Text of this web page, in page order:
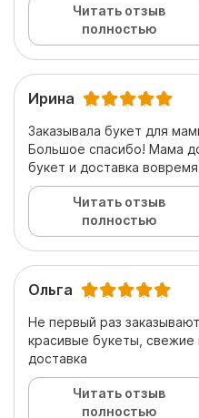
Читать отзыв
полностью
Ирина
Заказывала букет для
Большое спасибо! Мама
букет и доставка
Читать отзыв
полностью
Ольга
Не первый раз
красивые букеты,
доставка
Читать отзыв
полностью